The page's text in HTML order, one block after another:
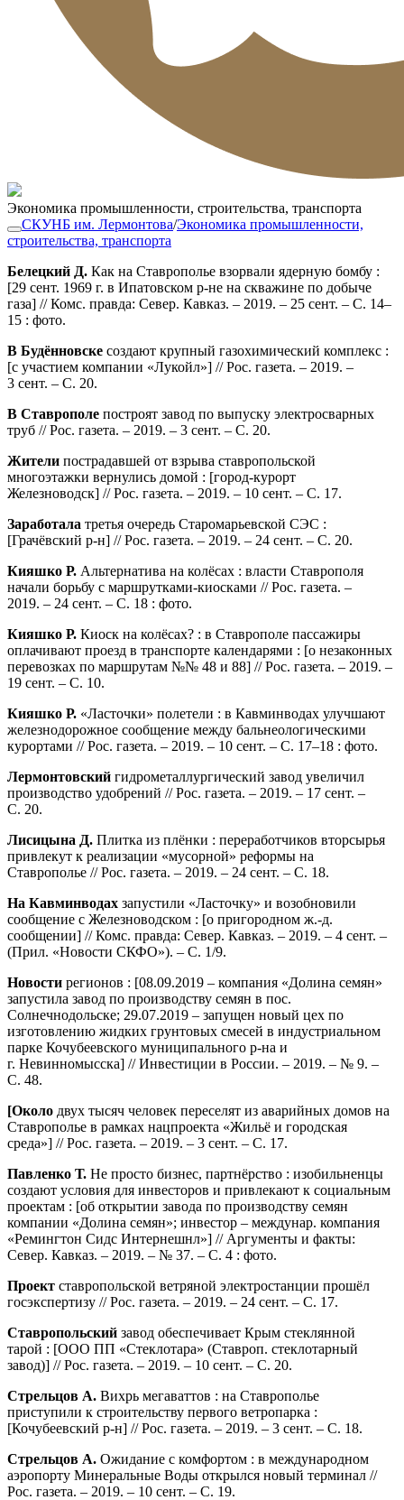
Экономика промышленности, строительства, транспорта
СКУНБ им. Лермонтова/Экономика промышленности,
строительства, транспорта
Белецкий Д. Как на Ставрополье взорвали ядерную бомбу :
[29 сент. 1969 г. в Ипатовском р-не на скважине по добыче
газа] // Комс. правда: Север. Кавказ. – 2019. – 25 сент. – С. 14–
15 : фото.
В Будённовске создают крупный газохимический комплекс :
[с участием компании «Лукойл»] // Рос. газета. – 2019. –
3 сент. – С. 20.
В Ставрополе построят завод по выпуску электросварных
труб // Рос. газета. – 2019. – 3 сент. – С. 20.
Жители пострадавшей от взрыва ставропольской
многоэтажки вернулись домой : [город-курорт
Железноводск] // Рос. газета. – 2019. – 10 сент. – С. 17.
Заработала третья очередь Старомарьевской СЭС :
[Грачёвский р-н] // Рос. газета. – 2019. – 24 сент. – С. 20.
Кияшко Р. Альтернатива на колёсах : власти Ставрополя
начали борьбу с маршрутками-киосками // Рос. газета. –
2019. – 24 сент. – С. 18 : фото.
Кияшко Р. Киоск на колёсах? : в Ставрополе пассажиры
оплачивают проезд в транспорте календарями : [о незаконных
перевозках по маршрутам №№ 48 и 88] // Рос. газета. – 2019. –
19 сент. – С. 10.
Кияшко Р. «Ласточки» полетели : в Кавминводах улучшают
железнодорожное сообщение между бальнеологическими
курортами // Рос. газета. – 2019. – 10 сент. – С. 17–18 : фото.
Лермонтовский гидрометаллургический завод увеличил
производство удобрений // Рос. газета. – 2019. – 17 сент. –
С. 20.
Лисицына Д. Плитка из плёнки : переработчиков вторсырья
привлекут к реализации «мусорной» реформы на
Ставрополье // Рос. газета. – 2019. – 24 сент. – С. 18.
На Кавминводах запустили «Ласточку» и возобновили
сообщение с Железноводском : [о пригородном ж.-д.
сообщении] // Комс. правда: Север. Кавказ. – 2019. – 4 сент. –
(Прил. «Новости СКФО»). – С. 1/9.
Новости регионов : [08.09.2019 – компания «Долина семян»
запустила завод по производству семян в пос.
Солнечнодольске; 29.07.2019 – запущен новый цех по
изготовлению жидких грунтовых смесей в индустриальном
парке Кочубеевского муниципального р-на и
г. Невинномысска] // Инвестиции в России. – 2019. – № 9. –
C. 48.
[Около двух тысяч человек переселят из аварийных домов на
Ставрополье в рамках нацпроекта «Жильё и городская
среда»] // Рос. газета. – 2019. – 3 сент. – С. 17.
Павленко Т. Не просто бизнес, партнёрство : изобильненцы
создают условия для инвесторов и привлекают к социальным
проектам : [об открытии завода по производству семян
компании «Долина семян»; инвестор – междунар. компания
«Ремингтон Сидс Интернешнл»] // Аргументы и факты:
Север. Кавказ. – 2019. – № 37. – С. 4 : фото.
Проект ставропольской ветряной электростанции прошёл
госэкспертизу // Рос. газета. – 2019. – 24 сент. – С. 17.
Ставропольский завод обеспечивает Крым стеклянной
тарой : [ООО ПП «Стеклотара» (Ставроп. стеклотарный
завод)] // Рос. газета. – 2019. – 10 сент. – С. 20.
Стрельцов А. Вихрь мегаваттов : на Ставрополье
приступили к строительству первого ветропарка :
[Кочубеевский р-н] // Рос. газета. – 2019. – 3 сент. – С. 18.
Стрельцов А. Ожидание с комфортом : в международном
аэропорту Минеральные Воды открылся новый терминал //
Рос. газета. – 2019. – 10 сент. – С. 19.